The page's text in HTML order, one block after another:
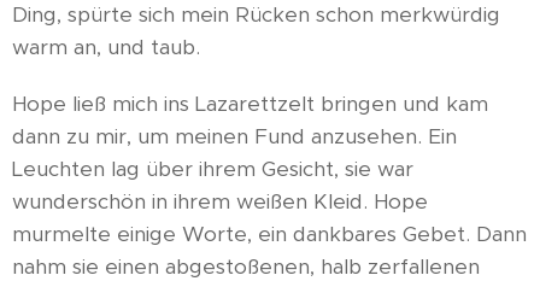
Ding, spürte sich mein Rücken schon merkwürdig
warm an, und taub.
Hope ließ mich ins Lazarettzelt bringen und kam
dann zu mir, um meinen Fund anzusehen. Ein
Leuchten lag über ihrem Gesicht, sie war
wunderschön in ihrem weißen Kleid. Hope
murmelte einige Worte, ein dankbares Gebet. Dann
nahm sie einen abgestoßenen, halb zerfallenen